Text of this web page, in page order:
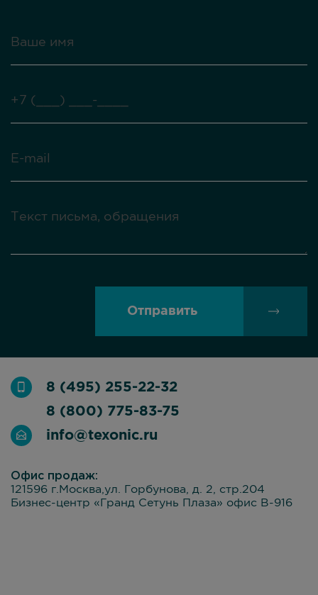
Отправить
8 (495) 255-22-32
8 (800) 775-83-75
info@texonic.ru
Офис продаж:
121596 г.Москва,ул. Горбунова, д. 2, стр.204
Бизнес-центр «Гранд Сетунь Плаза» офис В-916